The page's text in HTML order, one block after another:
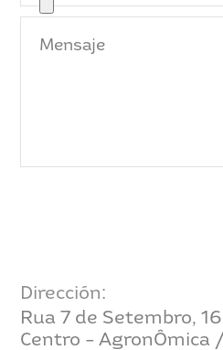
Dirección:
Rua 7 de Setembro,
Centro - AgronÔmica